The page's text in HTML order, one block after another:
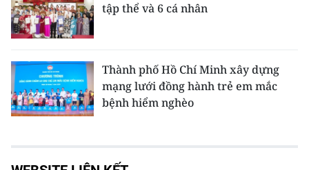
tập thể và 6 cá nhân
Thành phố Hồ Chí Minh xây dựng
mạng lưới đồng hành trẻ em mắc
bệnh hiểm nghèo